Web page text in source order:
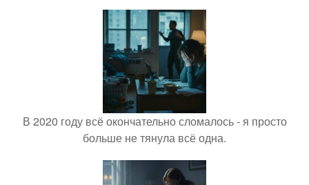
В 2020 году всё окончательно сломалось - я просто
больше не тянула всё одна.